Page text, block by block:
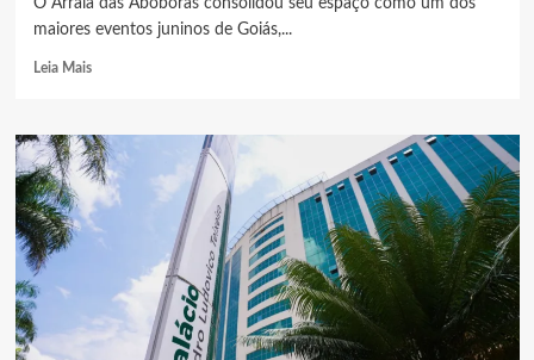
O Arraiá das Abóboras consolidou seu espaço como um dos
maiores eventos juninos de Goiás,...
Leia Mais